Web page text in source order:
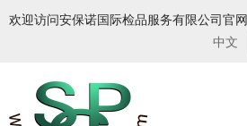
欢迎访问安保诺国际检品服务有限公司官网
中文